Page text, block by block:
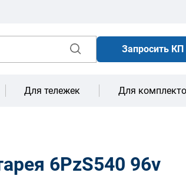
Запросить КП
Для тележек Для
6PzS540 96v